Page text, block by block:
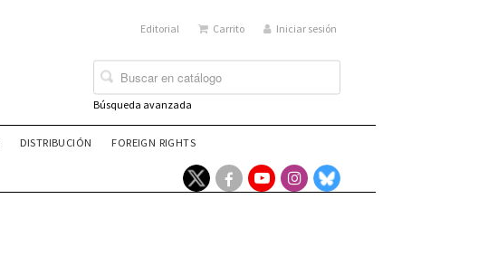
Editorial Carrito Iniciar sesión
Búsqueda avanzada
DISTRIBUCIÓN FOREIGN RIGHTS